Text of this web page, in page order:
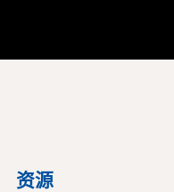
教师资源
资源